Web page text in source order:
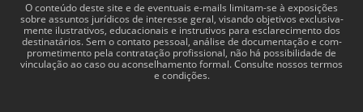
O con­teúdo deste site e de even­tu­ais e-​mails limitam-​se à exposições
sobre assun­tos jurídi­cos de inter­esse geral, visando obje­tivos exclu­si­va­
mente ilus­tra­tivos, edu­ca­cionais e instru­tivos para esclarec­i­mento dos
des­ti­natários. Sem o con­tato pes­soal, análise de doc­u­men­tação e com­
pro­me­ti­mento pela con­tratação profis­sional, não há pos­si­bil­i­dade de
vin­cu­lação ao caso ou acon­sel­hamento for­mal. Consulte nossos termos
e condições.